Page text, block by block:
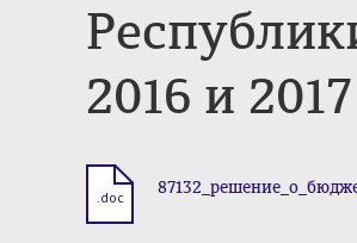
2016 и
.doc